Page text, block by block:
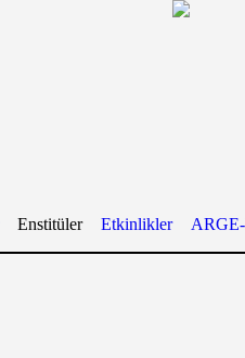
Enstitüler Etkinlikler